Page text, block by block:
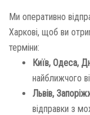
Ми оперативно
Харкові, щоб ви
терміни:
Київ, Одеса,
найближчого
Львів,
відправки з